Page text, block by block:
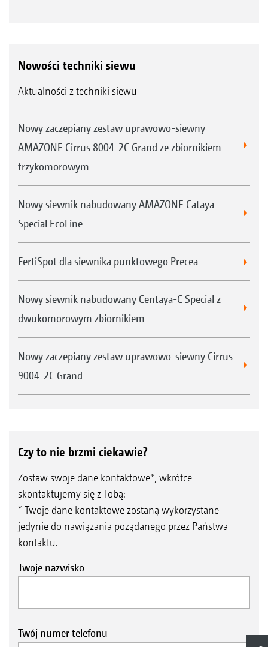
Nowości techniki siewu
Aktualności z techniki siewu
Nowy zaczepiany zestaw uprawowo-siewny
AMAZONE Cirrus 8004-2C Grand ze zbiornikiem
trzykomorowym
Nowy siewnik nabudowany AMAZONE Cataya
Special EcoLine
FertiSpot dla siewnika punktowego Precea
Nowy siewnik nabudowany Centaya-C Special z
dwukomorowym zbiornikiem
Nowy zaczepiany zestaw uprawowo-siewny Cirrus
9004-2C Grand
Czy to nie brzmi ciekawie?
Zostaw swoje dane kontaktowe*, wkrótce
skontaktujemy się z Tobą:
* Twoje dane kontaktowe zostaną wykorzystane
jedynie do nawiązania pożądanego przez Państwa
kontaktu.
Twoje nazwisko
Twój numer telefonu